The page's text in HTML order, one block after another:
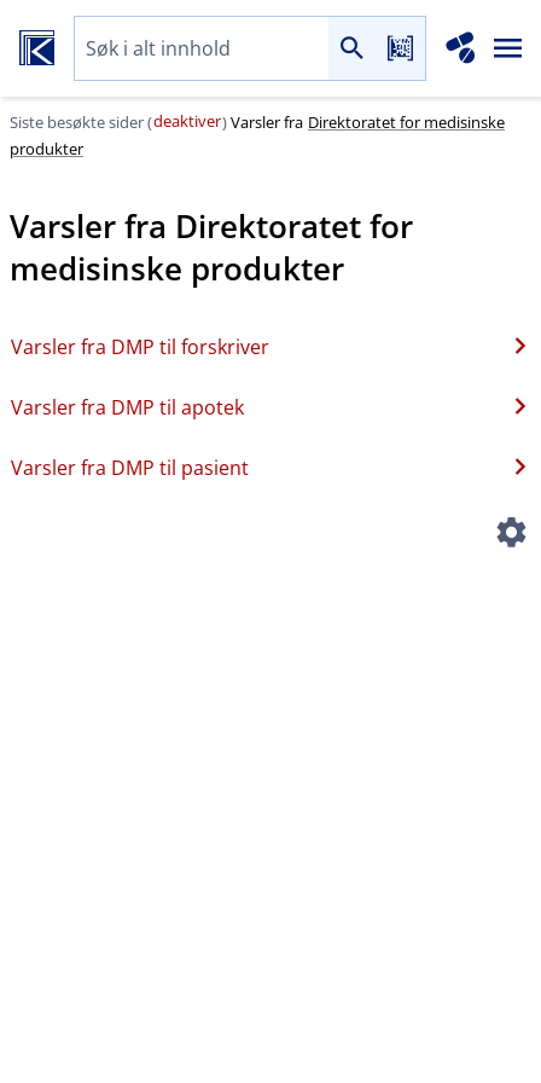
Siste besøkte sider (deaktiver)Varsler fra Direktoratet for medisinske
produkter
Varsler fra Direktoratet for
medisinske produkter
Varsler fra DMP til forskriver
Varsler fra DMP til apotek
Varsler fra DMP til pasient